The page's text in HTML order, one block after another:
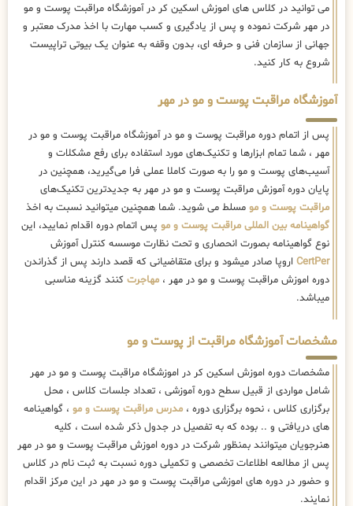
می توانید در کلاس های اموزش اسکین کر در آموزشگاه مراقبت پوست و مو
در مهر شرکت نموده و پس از یادگیری و کسب مهارت با اخذ مدرک معتبر و
جهانی از سازمان فنی و حرفه ای، بدون وقفه به عنوان یک بیوتی تراپیست
شروع به کار کنید.
آموزشگاه مراقبت پوست و مو در مهر
پس از اتمام دوره مراقبت پوست و مو در آموزشگاه مراقبت پوست و مو در
مهر ، شما تمام ابزارها و تکنیک‌های مورد استفاده برای رفع مشکلات و
آسیب‌های پوست و مو را به صورت کاملا عملی فرا می‌گیرید، همچنین در
پایان دوره آموزش مراقبت پوست و مو در مهر به جدیدترین تکنیک‌های
مراقبت پوست و مو مسلط می شوید. شما همچنین میتوانید نسبت به اخذ
گواهینامه بین المللی مراقبت پوست و مو پس اتمام دوره اقدام نمایید، این
نوع گواهینامه بصورت انحصاری و تحت نظارت موسسه کنترل آموزش
CertPer اروپا صادر میشود و برای متقاضیانی که قصد دارند پس از گذراندن
دوره اموزش مراقبت پوست و مو در مهر ، مهاجرت کنند گزینه مناسبی
میباشد.
مشخصات آموزشگاه مراقبت از پوست و مو
مشخصات دوره اموزش اسکین کر در اموزشگاه مراقبت پوست و مو در مهر
شامل مواردی از قبیل سطح دوره آموزشی ، تعداد جلسات کلاس ، محل
برگزاری کلاس ، نحوه برگزاری دوره ، مدرس مراقبت پوست و مو ، گواهینامه
های دریافتی و .. بوده که به تفصیل در جدول ذکر شده است ، کلیه
هنرجویان میتوانند بمنظور شرکت در دوره اموزش مراقبت پوست و مو در مهر
پس از مطالعه اطلاعات تخصصی و تکمیلی دوره نسبت به ثبت نام در کلاس
و حضور در دوره های اموزشی مراقبت پوست و مو در مهر در این مرکز اقدام
نمایند.